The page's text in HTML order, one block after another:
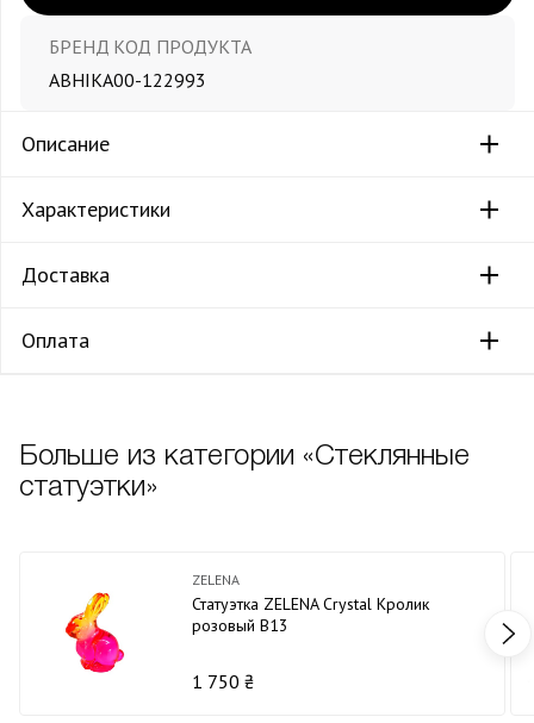
БРЕНД
ABHIKA
КОД ПРОДУКТА
00-122993
Описание
Характеристики
Доставка
Оплата
Больше из категории «Стеклянные
статуэтки»
ZELENA
Статуэтка ZELENA Crystal Кролик
розовый В13
1 750 ₴